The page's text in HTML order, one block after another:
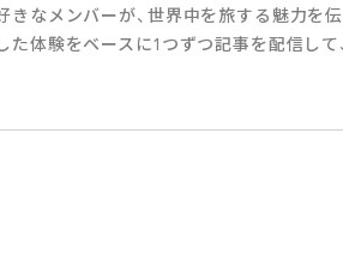
きなメンバーが、世界中を旅する魅力を
体験をベースに1つずつ記事を配信して